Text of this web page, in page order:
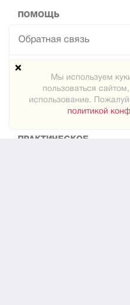
ПОМОЩЬ
Обратная связь
Техподдержка
Карта сайта
ПРАКТИЧЕСКОЕ
Мы используем
пользоваться
использование.
политикой